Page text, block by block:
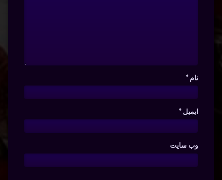
نام *
ایمیل *
وب‌ سایت